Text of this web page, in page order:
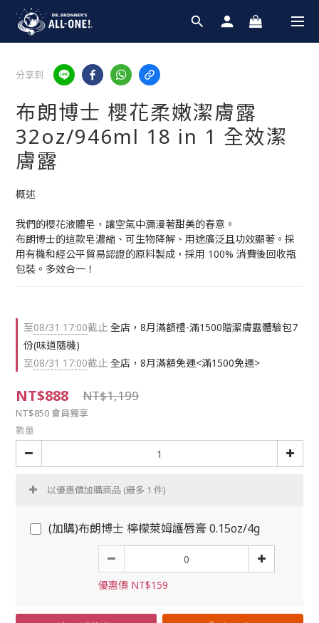
分享到
布朗博士 櫻花柔嫩潔膚露
32oz/946ml 18 in 1 全效潔
膚露
概述
我們的櫻花液體皂，讓空氣中瀰漫著甜美的春意。
布朗博士的這款皂濃縮、可生物降解、用途廣泛且功效顯著。採
用有機和經公平貿易認證的原料製成，採用 100% 消費後回收瓶
包裝。多效合一！
至08/31 17:00截止 全店，8月滿額禮-滿1500贈潔膚露體驗包7
份(味道隨機)
至08/31 17:00截止 全店，8月滿額免運<滿1500免運>
NT$888 NT$1,199
NT$850會員獨享
數量
以優惠價加購商品 (最多 1 件)
(加購)布朗博士 檸檬萊姆護唇膏 0.15oz/4g
優惠價 NT$159